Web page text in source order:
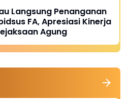
Langsung Penanganan
FA, Apresiasi Kinerja
Agung